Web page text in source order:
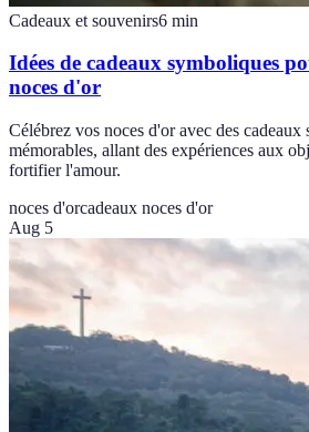
Cadeaux et souvenirs6 min
Idées de cadeaux symboliques
noces d'or
Célébrez vos noces d'or avec des cadeaux
mémorables, allant des expériences aux
fortifier l'amour.
noces d'orcadeaux noces d'or
Aug 5